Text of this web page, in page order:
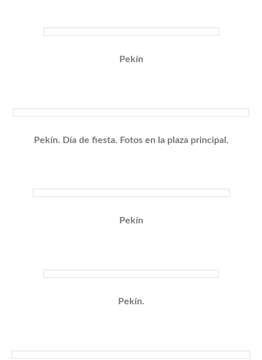
Pekín
Pekín. Día de fiesta. Fotos en la plaza principal.
Pekín
Pekín.